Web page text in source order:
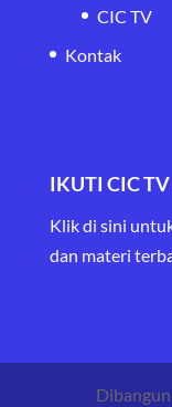
CIC TV
Kontak
IKUTI CIC
Klik di sini
dan materi